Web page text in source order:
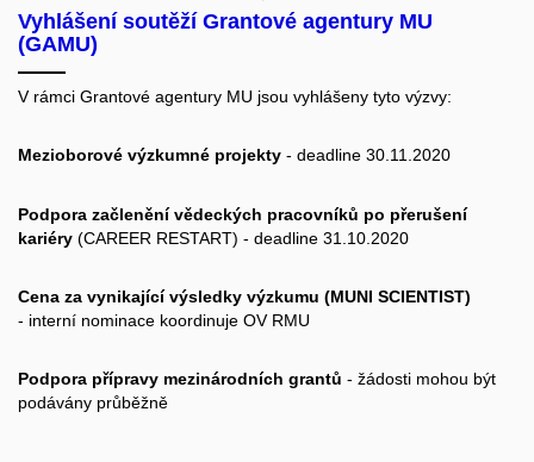
Vyhlášení soutěží Grantové agentury MU
(GAMU)
V rámci Grantové agentury MU jsou vyhlášeny tyto výzvy:
Mezioborové výzkumné projekty - deadline 30.11.2020
Podpora začlenění vědeckých pracovníků po přerušení
kariéry (CAREER RESTART) - deadline 31.10.2020
Cena za vynikající výsledky výzkumu (MUNI SCIENTIST)
- interní nominace koordinuje OV RMU
Podpora přípravy mezinárodních grantů - žádosti mohou být
podávány průběžně